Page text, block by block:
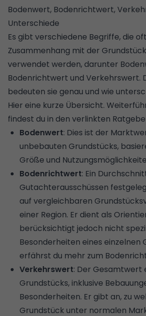
Bodenwert, Bodenrichtwert,
Unterschiede
Es gibt verschiedene Begriffe, die
Zusammenhang mit der
verwendet werden, darunter
Bodenrichtwert und Verkehrswert.
bedeuten sie genau und wie
Hier eine kurze Übersicht.
findest du in den verlinkten
Bodenwert: Dies ist der
unbebauten Grundstücks,
Größe und
Bodenrichtwert: Ein
Gutachterausschüssen
auf vergleichbaren
einer Region. Er dient als
berücksichtigt jedoch nicht
Besonderheiten eines einzelnen
erfährst du mehr zum
Verkehrswert: Der Gesamtwert
Grundstücks, inklusive
Besonderheiten. Er gibt an, zu
Grundstück unter normalen